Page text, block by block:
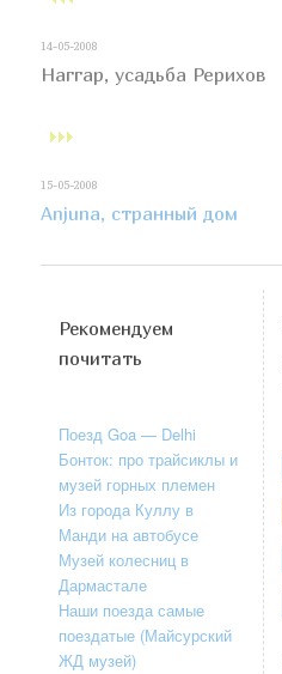
14-05-2008
Наггар, усадьба Рерихов
15-05-2008
Anjuna, странный дом
Рекомендуем
почитать
Поезд Goa — Delhi
Бонток: про трайсиклы и
музей горных племен
Из города Куллу в
Манди на автобусе
Музей колесниц в
Дармастале
Наши поезда самые
поездатые (Майсурский
ЖД музей)